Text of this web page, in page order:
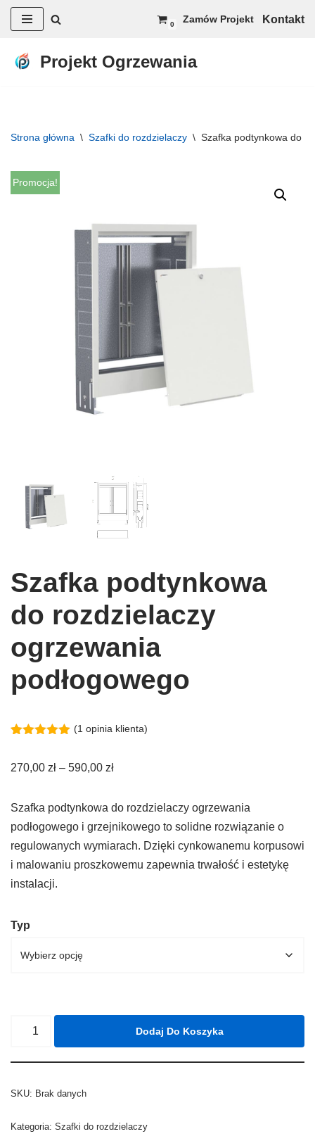
do
0 Zamów Projekt Kontakt
Projekt Ogrzewania
Strona główna \ Szafki do rozdzielaczy \ Szafka podtynkowa do
Promocja!
Szafka podtynkowa
do rozdzielaczy
ogrzewania
podłogowego
na
klienta
(1 opinia klienta)
270,00 zł – 590,00 zł
Szafka podtynkowa do rozdzielaczy ogrzewania
podłogowego i grzejnikowego to solidne rozwiązanie o
regulowanych wymiarach. Dzięki cynkowanemu korpusowi
i malowaniu proszkowemu zapewnia trwałość i estetykę
instalacji.
Typ
Dodaj Do Koszyka
SKU: Brak danych
Kategoria: Szafki do rozdzielaczy